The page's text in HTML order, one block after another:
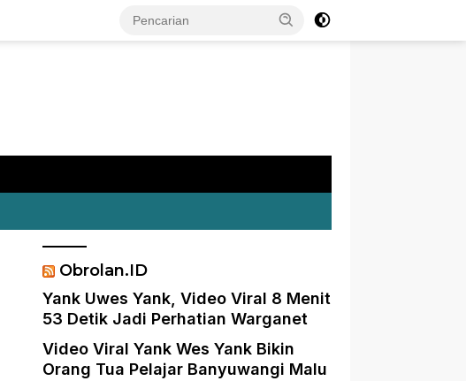
Obrolan.ID
Yank Uwes Yank, Video Viral 8 Menit
53 Detik Jadi Perhatian Warganet
Video Viral Yank Wes Yank Bikin
Orang Tua Pelajar Banyuwangi Malu